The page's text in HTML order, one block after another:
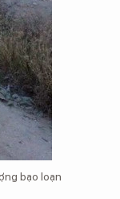
bạo loạn